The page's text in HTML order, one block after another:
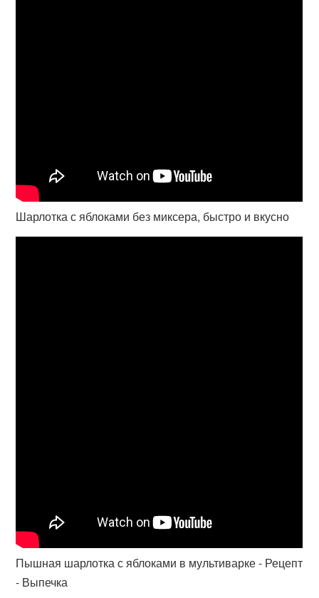
Шарлотка с яблоками без миксера, быстро и вкусно
Пышная шарлотка с яблоками в мультиварке - Рецепт
- Выпечка